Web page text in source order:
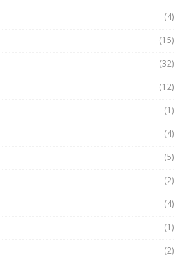
(4)
(15)
(32)
(12)
(1)
(4)
(5)
(2)
(4)
(1)
(2)